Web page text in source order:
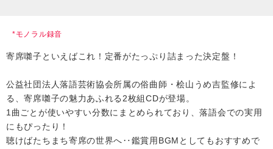
*モノラル録音
寄席囃子といえばこれ！定番がたっぷり詰まった決定盤！
公益社団法人落語芸術協会所属の俗曲師・桧山うめ吉監修によ
る、寄席囃子の魅力あふれる2枚組CDが登場。
1曲ごとが使いやすい分数にまとめられており、落語会での実用
にもぴったり！
聴けばたちまち寄席の世界へ‥鑑賞用BGMとしてもおすすめで